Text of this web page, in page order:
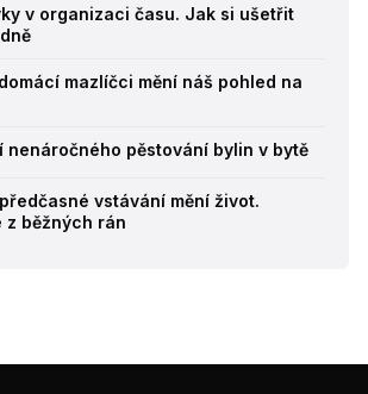
v organizaci času. Jak si ušetřit
mazlíčci mění náš pohled na
nenáročného pěstování bylin v bytě
vstávání mění život.
z běžných rán